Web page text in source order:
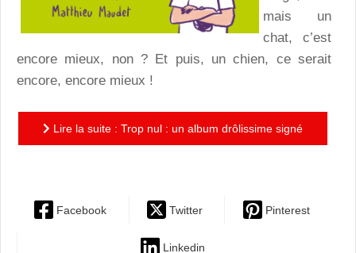
mais un
chat, c’est
encore mieux, non ? Et puis, un chien, ce serait
encore, encore mieux !
Lire la suite : Trop nul : un album drôlissime signé
Facebook Twitter Pinterest
Linkedin